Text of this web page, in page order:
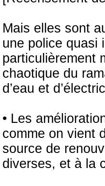
Mais elles sont
une police quasi
particulièrement
chaotique du
d’eau et
• Les
comme on vient
source de
diverses, et à la